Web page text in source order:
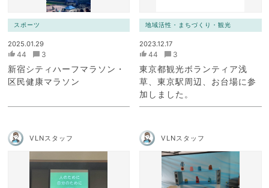
スポーツ
2025.01.29
44 3
新宿シティハーフマラソン・
区民健康マラソン
地域活性・まちづくり・観光
2023.12.17
44 3
東京都観光ボランティア浅
草、東京駅周辺、お台場に参
加しました。
VLNスタッフ VLNスタッフ